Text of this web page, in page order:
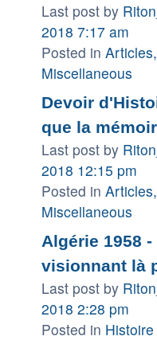
Last post by
2018 7:17 am
Posted in
Miscellaneous
Devoir
que la
Last post by
2018 12:15 pm
Posted in
Miscellaneous
Algérie 1958
visionnant là
Last post by
2018 2:28 pm
Posted in